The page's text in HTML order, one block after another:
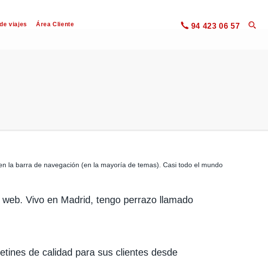
viajes Área Cliente 94 423 06 57
la barra de navegación (en la mayoría de temas). Casi todo el mundo
Vivo en Madrid, tengo perrazo llamado
de calidad para sus clientes desde